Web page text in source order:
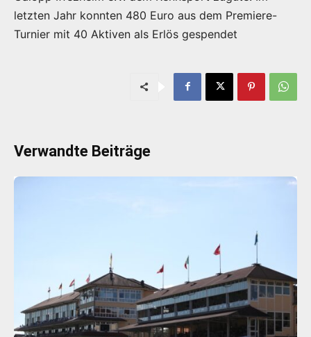
letzten Jahr konnten 480 Euro aus dem Premiere-
Turnier mit 40 Aktiven als Erlös gespendet
Verwandte Beiträge